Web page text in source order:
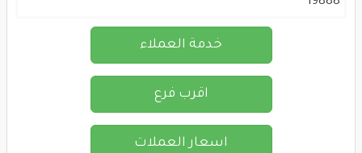
خدمة العملاء
اقرب فرع
اسعار العملات